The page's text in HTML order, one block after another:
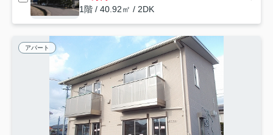
1階 / 40.92㎡ / 2DK
アパート